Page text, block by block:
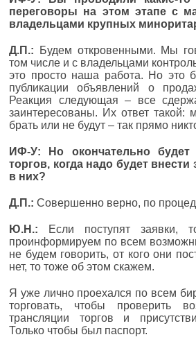
переговоры на этом этапе с
владельцами крупных
Д.П.: Будем откровенными. Мы
том числе и с владельцами
это просто наша работа. Но это
публикации объявлений о
Реакция следующая – все
заинтересованы. Их ответ такой:
брать или не будут – так прямо
ИФ-У: Но окончательно
торгов, когда надо будет внести
в них?
Д.П.: Совершенно верно, по
Ю.Н.: Если поступят заявки,
проинформируем по всем
не будем говорить, от кого они
нет, то тоже об этом скажем.
Я уже лично проехался по всем
торговать, чтобы проверить
трансляции торгов и
Только чтобы был паспорт.